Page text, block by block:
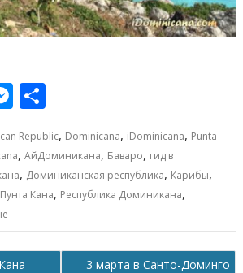
M
ss
e
n
g
er
п
р
а
в
и
Republic, Dominicana, iDominicana, Punta
,АйДоминикана, Баваро, гид в
, Доминиканская республика, Карибы,
Пунта Кана, Республика Доминикана,
3 марта в Санто-Доминго